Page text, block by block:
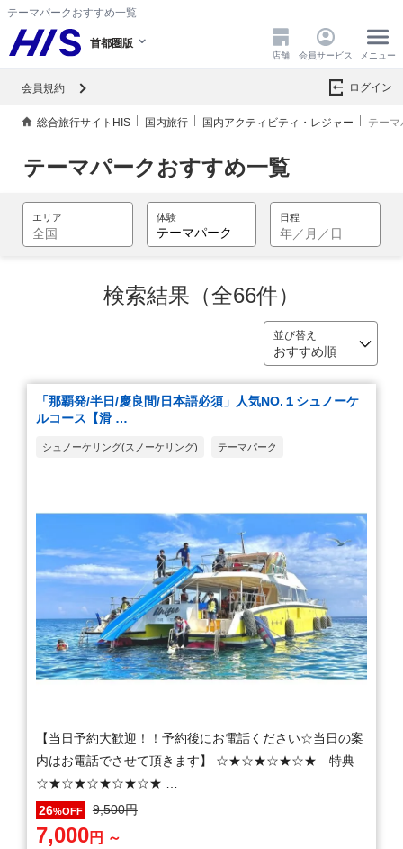
テーマパークおすすめ一覧
首都圏版
店舗 会員サービス メニュー
会員規約 ログイン
総合旅行サイトHIS 国内旅行 国内アクティビティ・レジャー テー
テーマパークおすすめ一覧
検索結果（全66件）
「那覇発/半日/慶良間/日本語必須」人気NO.１シュノーケ
ルコース【滑 …
シュノーケリング(スノーケリング) テーマパーク
【当日予約大歓迎！！予約後にお電話ください☆当日の案
内はお電話でさせて頂きます】 ☆★☆★☆★☆★ 特典
☆★☆★☆★☆★☆★ …
26%OFF 9,500円
7,000円 ～